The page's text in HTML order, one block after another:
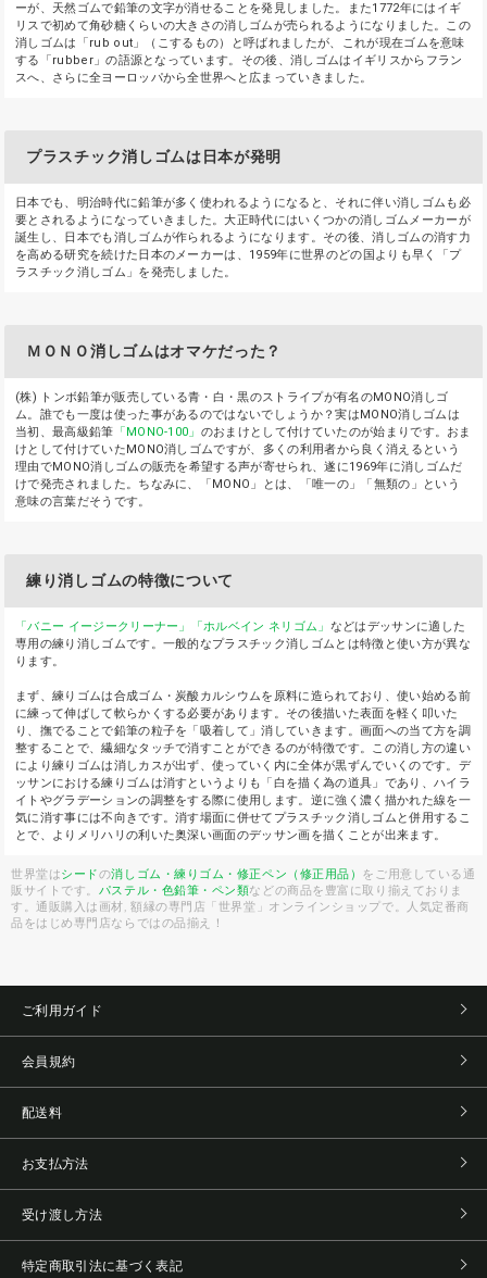
ーが、天然ゴムで鉛筆の文字が消せることを発見しました。また1772年にはイギ
リスで初めて角砂糖くらいの大きさの消しゴムが売られるようになりました。この
消しゴムは「rub out」（こするもの）と呼ばれましたが、これが現在ゴムを意味
する「rubber」の語源となっています。その後、消しゴムはイギリスからフラン
スへ、さらに全ヨーロッパから全世界へと広まっていきました。
プラスチック消しゴムは日本が発明
日本でも、明治時代に鉛筆が多く使われるようになると、それに伴い消しゴムも必
要とされるようになっていきました。大正時代にはいくつかの消しゴムメーカーが
誕生し、日本でも消しゴムが作られるようになります。その後、消しゴムの消す力
を高める研究を続けた日本のメーカーは、1959年に世界のどの国よりも早く「プ
ラスチック消しゴム」を発売しました。
ＭＯＮＯ消しゴムはオマケだった？
(株) トンボ鉛筆が販売している青・白・黒のストライプが有名のMONO消しゴ
ム。誰でも一度は使った事があるのではないでしょうか？実はMONO消しゴムは
当初、最高級鉛筆 「MONO-100」 のおまけとして付けていたのが始まりです。おま
けとして付けていたMONO消しゴムですが、多くの利用者から良く消えるという
理由でMONO消しゴムの販売を希望する声が寄せられ、遂に1969年に消しゴムだ
けで発売されました。ちなみに、「MONO」とは、「唯一の」「無類の」という
意味の言葉だそうです。
練り消しゴムの特徴について
「バニー イージークリーナー」 「ホルベイン ネリゴム」 などはデッサンに適した
専用の練り消しゴムです。一般的なプラスチック消しゴムとは特徴と使い方が異な
ります。
まず、練りゴムは合成ゴム・炭酸カルシウムを原料に造られており、使い始める前
に練って伸ばして軟らかくする必要があります。その後描いた表面を軽く叩いた
り、撫でることで鉛筆の粒子を「吸着して」消していきます。画面への当て方を調
整することで、繊細なタッチで消すことができるのが特徴です。この消し方の違い
により練りゴムは消しカスが出ず、使っていく内に全体が黒ずんでいくのです。デ
ッサンにおける練りゴムは消すというよりも「白を描く為の道具」であり、ハイラ
イトやグラデーションの調整をする際に使用します。逆に強く濃く描かれた線を一
気に消す事には不向きです。消す場面に併せてプラスチック消しゴムと併用するこ
とで、よりメリハリの利いた奥深い画面のデッサン画を描くことが出来ます。
世界堂はシードの消しゴム・練りゴム・修正ペン（修正用品） をご用意している通
販サイトです。 パステル・色鉛筆・ペン類などの商品を豊富に取り揃えておりま
す。通販購入は画材, 額縁の専門店「世界堂」オンラインショップで。人気定番商
品をはじめ専門店ならではの品揃え！
ご利用ガイド
会員規約
配送料
お支払方法
受け渡し方法
特定商取引法に基づく表記